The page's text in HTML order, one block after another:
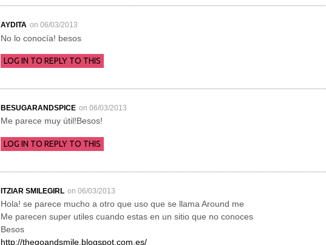
AYDITA on 06/03/2013
No lo conocía! besos
LOG IN TO REPLY TO THIS
BESUGARANDSPICE on 06/03/2013
Me parece muy útil!Besos!
LOG IN TO REPLY TO THIS
ITZIAR SMILEGIRL on 06/03/2013
Hola! se parece mucho a otro que uso que se llama Around me
Me parecen super utiles cuando estas en un sitio que no conoces
Besos
http://thegoandsmile.blogspot.com.es/